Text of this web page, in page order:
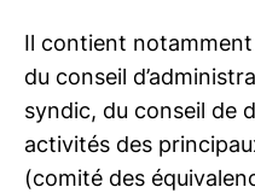
Il contient
du conseil
syndic, du conseil de
activités des
(comité des